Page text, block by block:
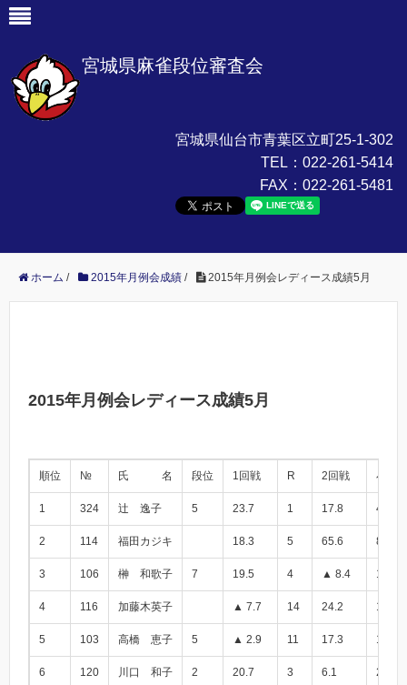
宮城県麻雀段位審査会
宮城県仙台市青葉区立町25-1-302
TEL： 022-261-5414
FAX： 022-261-5481
ホーム / 2015年月例会成績 / 2015年月例会レディース成績5月
2015年月例会レディース成績5月
順位 № 氏 名 段位 1回戦 R 2回戦 小計
1 324 辻 逸子 5 23.7 1 17.8 41.5
2 114 福田カジキ 18.3 5 65.6 83.9
3 106 榊 和歌子 7 19.5 4 ▲ 8.4 11.1
4 116 加藤木英子 ▲ 7.7 14 24.2 16.5
5 103 高橋 恵子 5 ▲ 2.9 11 17.3 14.4
6 120 川口 和子 2 20.7 3 6.1 26.8